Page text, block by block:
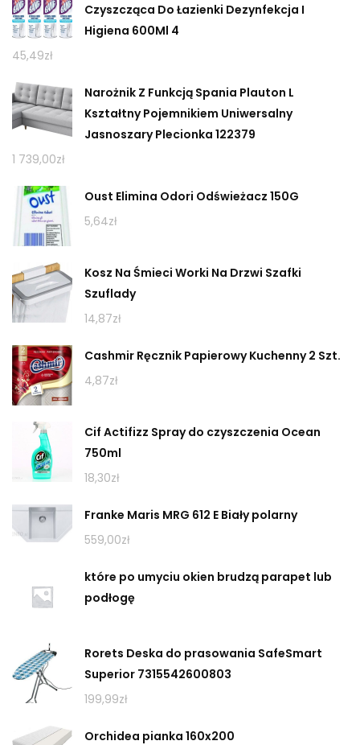
Czyszcząca Do Łazienki Dezynfekcja I
Higiena 600Ml 4
45,49zł
Narożnik Z Funkcją Spania Plauton L
Kształtny Pojemnikiem Uniwersalny
Jasnoszary Plecionka 122379
1 739,00zł
Oust Elimina Odori Odświeżacz 150G
5,64zł
Kosz Na Śmieci Worki Na Drzwi Szafki
Szuflady
14,87zł
Cashmir Ręcznik Papierowy Kuchenny 2 Szt.
4,87zł
Cif Actifizz Spray do czyszczenia Ocean
750ml
18,30zł
Franke Maris MRG 612 E Biały polarny
559,00zł
które po umyciu okien brudzą parapet lub
podłogę
Rorets Deska do prasowania SafeSmart
Superior 7315542600803
199,99zł
Orchidea pianka 160x200